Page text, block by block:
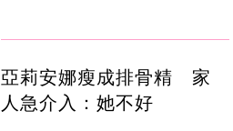
亞莉安娜瘦成排骨精 家
人急介入：她不好